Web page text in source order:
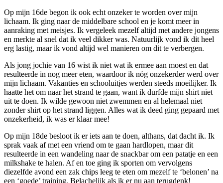
Op mijn 16de begon ik ook echt onzeker te worden over mijn
lichaam. Ik ging naar de middelbare school en je komt meer in
aanraking met meisjes. Ik vergeleek mezelf altijd met andere jongens
en merkte al snel dat ik veel dikker was. Natuurlijk vond ik dit heel
erg lastig, maar ik vond altijd wel manieren om dit te verbergen.
Als jong jochie van 16 wist ik niet wat ik ermee aan moest en dat
resulteerde in nog meer eten, waardoor ik nóg onzekerder werd over
mijn lichaam. Vakanties en schooluitjes werden steeds moeilijker. Ik
haatte het om naar het strand te gaan, want ik durfde mijn shirt niet
uit te doen. Ik wilde gewoon niet zwemmen en al helemaal niet
zonder shirt op het strand liggen. Alles wat ik deed ging gepaard met
onzekerheid, ik was er klaar mee!
Op mijn 18de besloot ik er iets aan te doen, althans, dat dacht ik. Ik
sprak vaak af met een vriend om te gaan hardlopen, maar dit
resulteerde in een wandeling naar de snackbar om een patatje en een
milkshake te halen. Af en toe ging ik sporten om vervolgens
diezelfde avond een zak chips leeg te eten om mezelf te ‘belonen’ na
een ‘goede’ training. Belachelijk als ik er nu aan terugdenk!